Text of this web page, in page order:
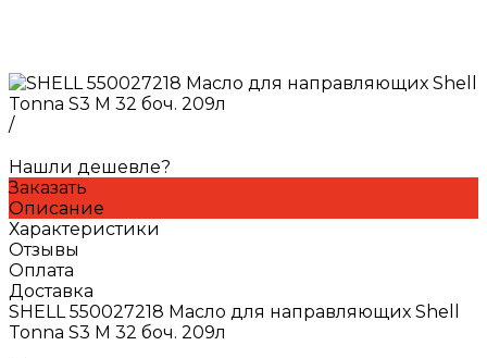
/
Нашли дешевле?
Заказать
Описание
Характеристики
Отзывы
Оплата
Доставка
SHELL 550027218 Масло для направляющих Shell
Tonna S3 M 32 боч. 209л